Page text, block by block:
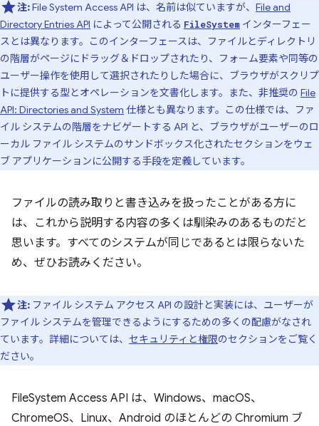
注:File System Access API は、名前は似ていますが、 File and
Directory Entries API によって公開される FileSystem インターフェー
スとは異なります。このインターフェースは、ファイルとディレクトリ
の階層がページにドラッグ＆ドロップされたり、フォーム要素や同等の
ユーザー操作を使用して選択されたりした場合に、ブラウザがスクリプ
トに提供する型とオペレーションを文書化します。また、非推奨の File
API: Directories and System 仕様とも異なります。この仕様では、ファ
イル システムの階層をナビゲートする API と、ブラウザがユーザーのロ
ーカル ファイル システムのサンドボックス化されたセクションをウェ
ブ アプリケーションに公開する手段を定義しています。
ファイルの読み取りと書き込みを扱ったことがある方に
は、これから説明する内容の多くは馴染みのあるものだと
思います。すべてのシステムが同じであるとは限らないた
め、ぜひお読みください。
注: ファイル システム アクセス API の設計と実装には、ユーザーが
ファイル システムを管理できるようにするための多くの配慮がなされ
ています。詳細については、 セキュリティと権限のセクションをご覧く
ださい。
FileSystem Access API は、Windows、macOS、
ChromeOS、Linux、Android のほとんどの Chromium ブ